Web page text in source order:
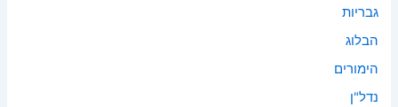
גבריות
הבלוג
הימורים
נדל"ן